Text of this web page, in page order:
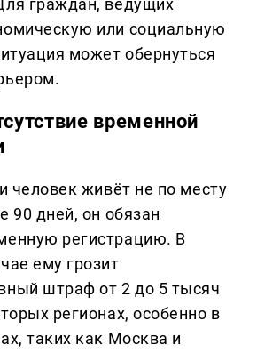
граждан, ведущих
или социальную
может обернуться
временной
человек живёт не по месту
90 дней, он обязан
регистрацию. В
ему грозит
штраф от 2 до 5 тысяч
регионах, особенно в
таких как Москва и